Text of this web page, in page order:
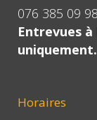
076 385 09 98
Entrevues à
uniquement.
Horaires